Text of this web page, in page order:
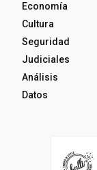
Economía
Cultura
Seguridad
Judiciales
Análisis
Datos